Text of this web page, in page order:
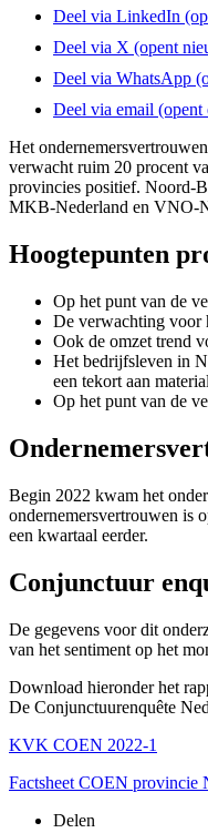
Deel via LinkedIn
Deel via X (opent
Deel via WhatsApp
Deel via email (opent
Het
verwacht ruim 20 procent
provincies positief. Noord-
MKB-Nederland en VNO-
Hoogtepunten
Op het punt van de
De verwachting voor
Ook de omzet trend
Het bedrijfsleven in
een tekort aan
Op het punt van de
Begin 2022 kwam het
ondernemersvertrouwen is
een kwartaal eerder.
Conjunctuur
De gegevens voor dit
van het sentiment op het
Download hieronder het
De Conjunctuurenquête
KVK COEN 2022-1
Factsheet COEN provincie
Delen